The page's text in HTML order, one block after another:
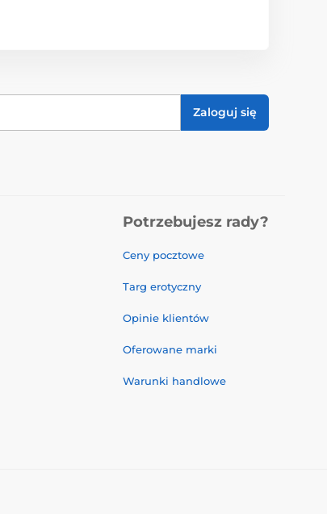
Zaloguj się
Potrzebujesz rady?
Ceny pocztowe
Targ erotyczny
Opinie klientów
Oferowane marki
Warunki handlowe